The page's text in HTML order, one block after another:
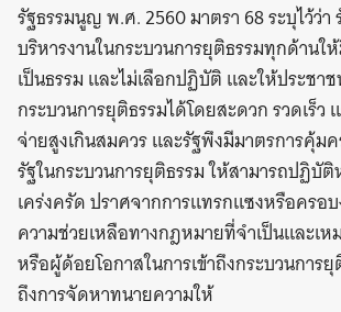
รัฐธรรมนูญ พ.ศ. 2560 มาตรา 68 ระบุไว้ว่
บริหารงานในกระบวนการยุติธรรมทุกด้านใ
เป็นธรรม และไม่เลือกปฏิบัติ และให้ประชาช
กระบวนการยุติธรรมได้โดยสะดวก รวดเร็ว
จ่ายสูงเกินสมควร และรัฐพึงมีมาตรการคุ้ม
รัฐในกระบวนการยุติธรรม ให้สามารถปฏิบั
เคร่งครัด ปราศจากการแทรกแซงหรือครอ
ความช่วยเหลือทางกฎหมายที่จำเป็นและเ
หรือผู้ด้อยโอกาสในการเข้าถึงกระบวนการ
ถึงการจัดหาทนายความให้